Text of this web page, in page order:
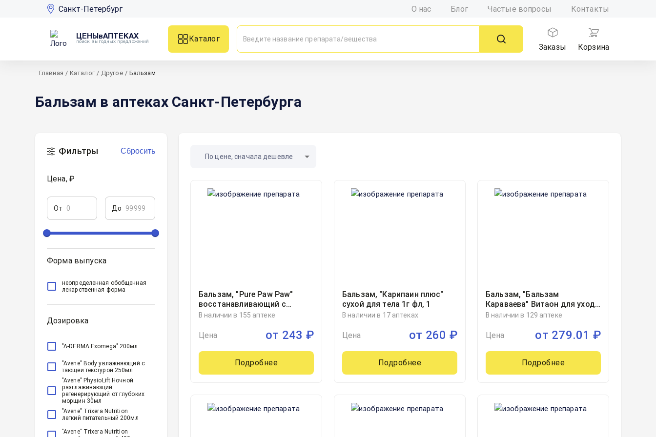
Санкт-Петербург О нас Блог Частые вопросы Контакты
ЦЕНЫвАПТЕКАХ
поиск выгодных предложений
Каталог
Заказы
Корзина
Главная / Каталог / Другое / Бальзам
Бальзам в аптеках Санкт-Петербурга
Фильтры Сбросить
Цена, ₽
От До
Форма выпуска
неопределенная обобщенная
лекарственная форма
Дозировка
"A-DERMA Exomega" 200мл
"Avene" Body увлажняющий с
тающей текстурой 250мл
"Avene" PhysioLift Ночной
разглаживающий
регенерирующий от глубоких
морщин 30мл
"Avene" Trixera Nutrition
легкий питательный 200мл
"Avene" Trixera Nutrition
По цене, сначала дешевле
Бальзам, "Pure Paw Paw"
восстанавливающий с
ароматом арбуза туба 25г, 1
В наличии в 155 аптеке
Цена от 243 ₽
Подробнее
Бальзам, "Карипаин плюс"
сухой для тела 1г фл, 1
В наличии в 17 аптеках
Цена от 260 ₽
Подробнее
Бальзам, "Бальзам
Караваева" Витаон для ухода
за кожей фл 30мл, 1
В наличии в 129 аптеке
Цена от 279.01 ₽
Подробнее